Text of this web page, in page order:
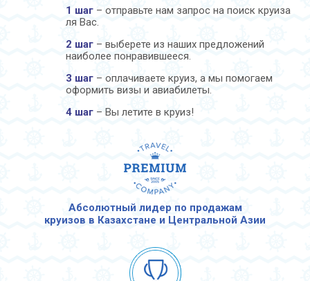
1 шаг – отправьте нам запрос на поиск круиза
ля Вас.
2 шаг – выберете из наших предложений
наиболее понравившееся.
3 шаг – оплачиваете круиз, а мы помогаем
оформить визы и авиабилеты.
4 шаг – Вы летите в круиз!
Абсолютный лидер по продажам
круизов в Казахстане и Центральной Азии